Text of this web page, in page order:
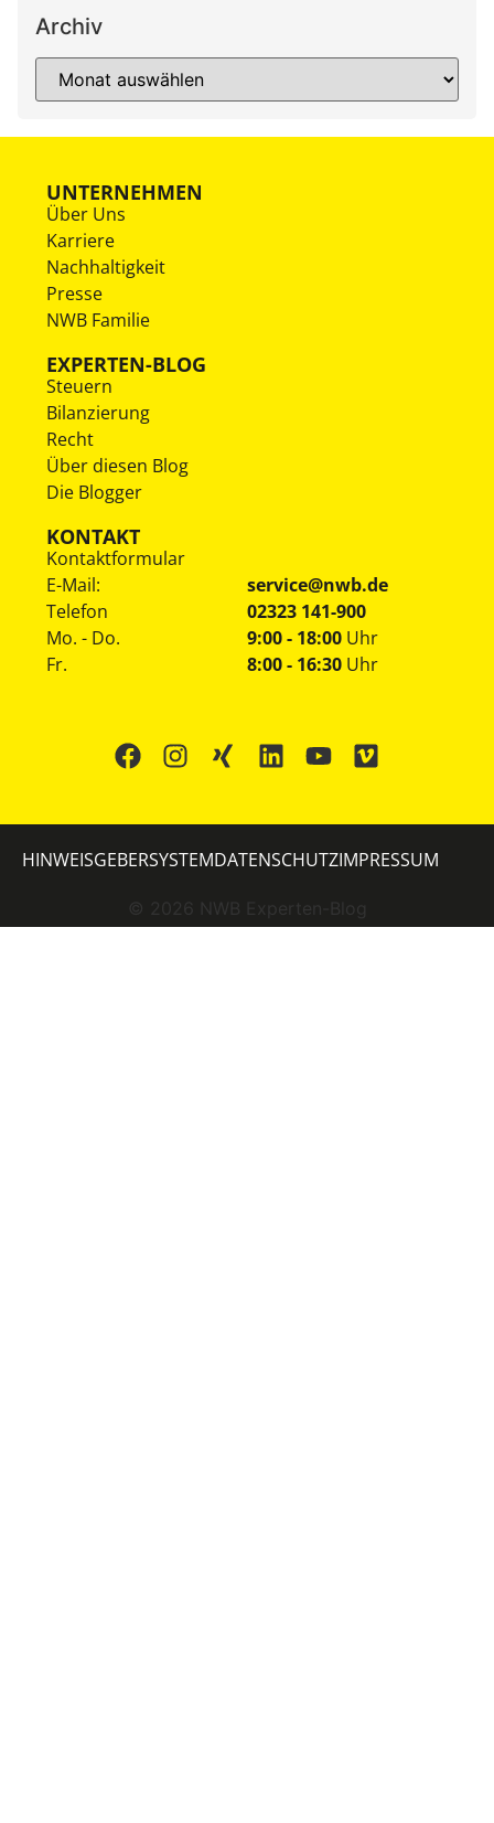
Archiv
UNTERNEHMEN
Über Uns
Karriere
Nachhaltigkeit
Presse
NWB Familie
EXPERTEN-BLOG
Steuern
Bilanzierung
Recht
Über diesen Blog
Die Blogger
KONTAKT
Kontaktformular
E-Mail:
service@nwb.de
Telefon
02323 141-900
Mo. - Do.
Fr.
9:00 - 18:00 Uhr
8:00 - 16:30 Uhr
© 2026 NWB Experten-Blog
HINWEISGEBERSYSTEMDATENSCHUTZIMPRESSUM